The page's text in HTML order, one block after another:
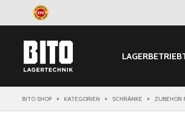
LAGERBETRIEB
BITO SHOP KATEGORIEN SCHRÄNKE ZUBEHÖR